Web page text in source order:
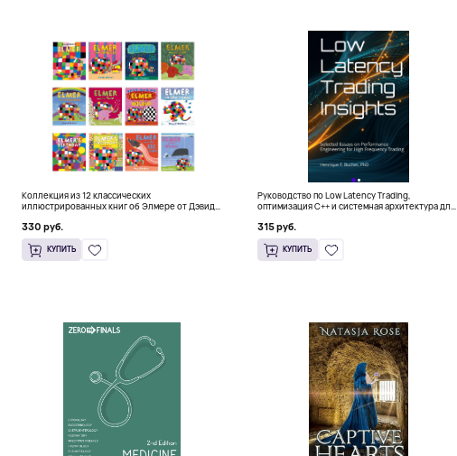
Коллекция из 12 классических
иллюстрированных книг об Элмере от Дэвида
330 руб.
КУПИТЬ
Руководство по Low Latency Trading,
оптимизация C++ и системная архитектура для
315 руб.
КУПИТЬ